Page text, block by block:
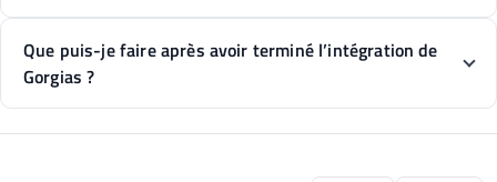
Que puis-je faire après avoir terminé l’intégration de
Gorgias ?